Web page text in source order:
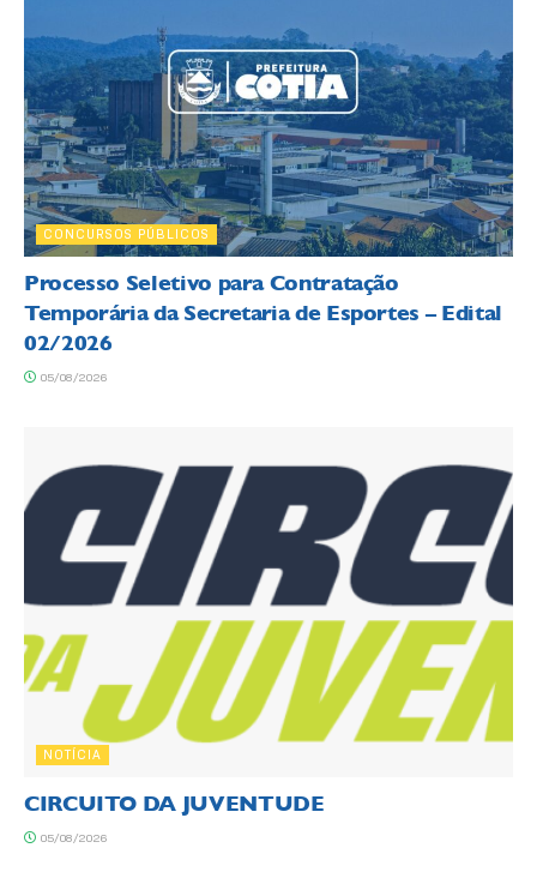
CONCURSOS PÚBLICOS
Processo Seletivo para Contratação
Temporária da Secretaria de Esportes – Edital
02/2026
05/08/2026
NOTÍCIA
CIRCUITO DA JUVENTUDE
05/08/2026